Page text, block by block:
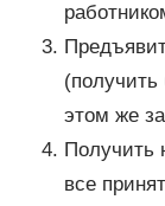
(получить
этом же
Получить
все